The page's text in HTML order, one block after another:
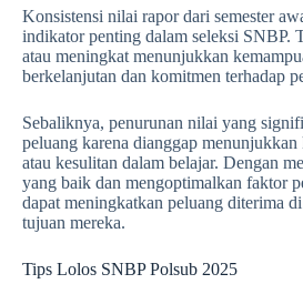
Konsistensi nilai rapor dari semester
indikator penting dalam seleksi SNBP.
atau meningkat menunjukkan
berkelanjutan dan komitmen terhadap
Sebaliknya, penurunan nilai yang
peluang karena dianggap
atau kesulitan dalam belajar. Dengan
yang baik dan mengoptimalkan faktor
dapat meningkatkan peluang diterima
tujuan mereka.
Tips Lolos SNBP Polsub 2025